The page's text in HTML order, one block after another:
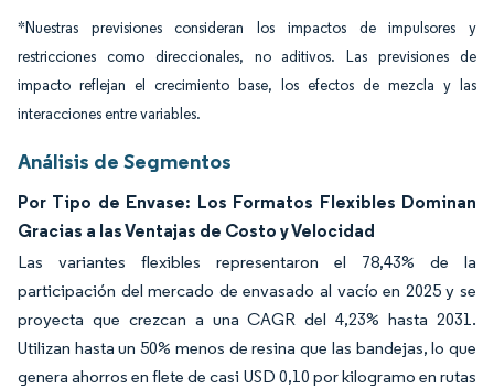
*Nuestras previsiones consideran los impactos de impulsores y
restricciones como direccionales, no aditivos. Las previsiones de
impacto reflejan el crecimiento base, los efectos de mezcla y las
interacciones entre variables.
Análisis de Segmentos
Por Tipo de Envase: Los Formatos Flexibles Dominan
Gracias a las Ventajas de Costo y Velocidad
Las variantes flexibles representaron el 78,43% de la
participación del mercado de envasado al vacío en 2025 y se
proyecta que crezcan a una CAGR del 4,23% hasta 2031.
Utilizan hasta un 50% menos de resina que las bandejas, lo que
genera ahorros en flete de casi USD 0,10 por kilogramo en rutas